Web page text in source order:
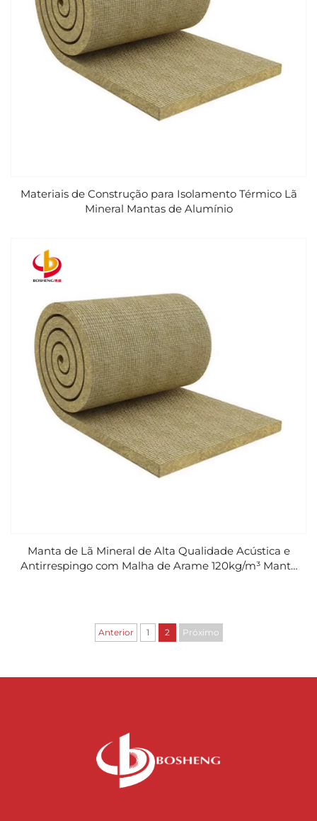
Materiais de Construção para Isolamento Térmico Lã
Mineral Mantas de Alumínio
Manta de Lã Mineral de Alta Qualidade Acústica e
Antirrespingo com Malha de Arame 120kg/m³ Manta
Anterior 1 2 Próximo